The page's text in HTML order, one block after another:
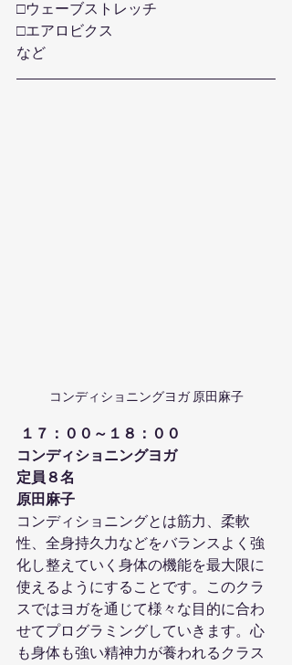
□ウェーブストレッチ
□エアロビクス
など
コンディショニングヨガ 原田麻子
１７：００～１８：００
コンディショニングヨガ
定員８名
原田麻子
コンディショニングとは筋力、柔軟
性、全身持久力などをバランスよく強
化し整えていく身体の機能を最大限に
使えるようにすることです。このクラ
スではヨガを通じて様々な目的に合わ
せてプログラミングしていきます。心
も身体も強い精神力が養われるクラス